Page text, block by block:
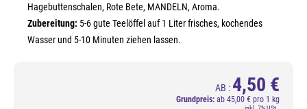
Hagebuttenschalen, Rote Bete, MANDELN, Aroma.
Zubereitung: 5-6 gute Teelöffel auf 1 Liter frisches, kochendes
Wasser und 5-10 Minuten ziehen lassen.
AB : 4,50 €
Grundpreis: ab 45,00 € pro 1 kg